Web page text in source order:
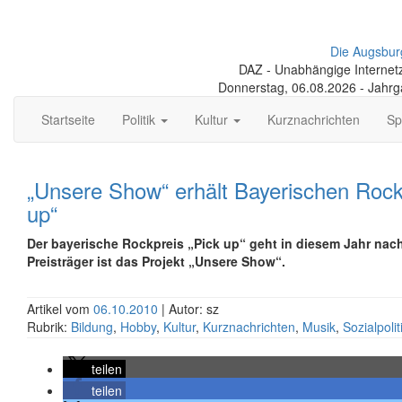
Die
DAZ - Unabhängige
Donnerstag, 06.08.2026 -
Startseite
Politik Kultur Kurznachrichten
„Unsere Show“ erhält Bayerischen
up“
Der bayerische Rockpreis „Pick up“ geht in diesem Jahr
Preisträger ist das Projekt „Unsere Show“.
Artikel vom 06.10.2010 | Autor: sz
Rubrik: Bildung, Hobby, Kultur, Kurznachrichten, Musik,
teilen
teilen